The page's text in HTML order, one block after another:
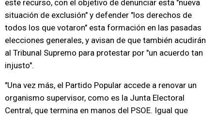
este recurso, con el objetivo de denunciar esta "nueva
situación de exclusión" y defender "los derechos de
todos los que votaron" esta formación en las pasadas
elecciones generales, y avisan de que también acudirán
al Tribunal Supremo para protestar por "un acuerdo tan
injusto".
"Una vez más, el Partido Popular accede a renovar un
organismo supervisor, como es la Junta Electoral
Central, que termina en manos del PSOE. Igual que